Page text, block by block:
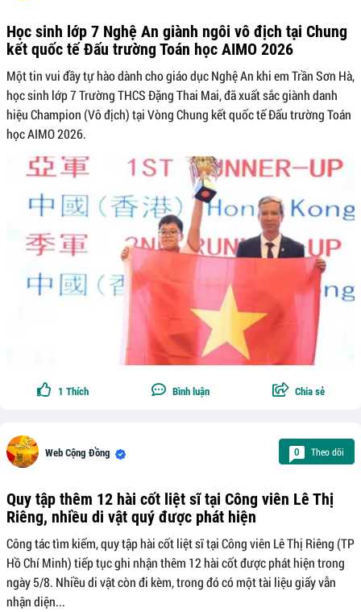
Học sinh lớp 7 Nghệ An giành ngôi vô địch tại Chung
kết quốc tế Đấu trường Toán học AIMO 2026
Một tin vui đầy tự hào dành cho giáo dục Nghệ An khi em Trần Sơn Hà,
học sinh lớp 7 Trường THCS Đặng Thai Mai, đã xuất sắc giành danh
hiệu Champion (Vô địch) tại Vòng Chung kết quốc tế Đấu trường Toán
học AIMO 2026.
1 Thích Bình luận Chia sẻ
Web Cộng Đồng 0 Theo dõi
Quy tập thêm 12 hài cốt liệt sĩ tại Công viên Lê Thị
Riêng, nhiều di vật quý được phát hiện
Công tác tìm kiếm, quy tập hài cốt liệt sĩ tại Công viên Lê Thị Riêng (TP
Hồ Chí Minh) tiếp tục ghi nhận thêm 12 hài cốt được phát hiện trong
ngày 5/8. Nhiều di vật còn đi kèm, trong đó có một tài liệu giấy vẫn
nhận diện...